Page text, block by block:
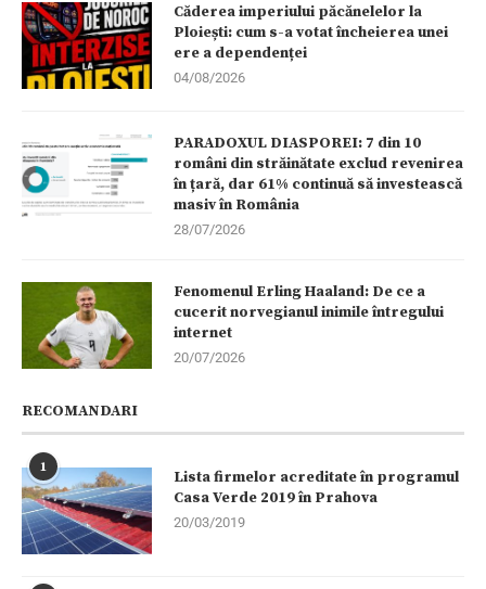
Căderea imperiului păcănelelor la
Ploiești: cum s-a votat încheierea unei
ere a dependenței
04/08/2026
PARADOXUL DIASPOREI: 7 din 10
români din străinătate exclud revenirea
în țară, dar 61% continuă să investească
masiv în România
28/07/2026
Fenomenul Erling Haaland: De ce a
cucerit norvegianul inimile întregului
internet
20/07/2026
RECOMANDARI
1
Lista firmelor acreditate în programul
Casa Verde 2019 în Prahova
20/03/2019